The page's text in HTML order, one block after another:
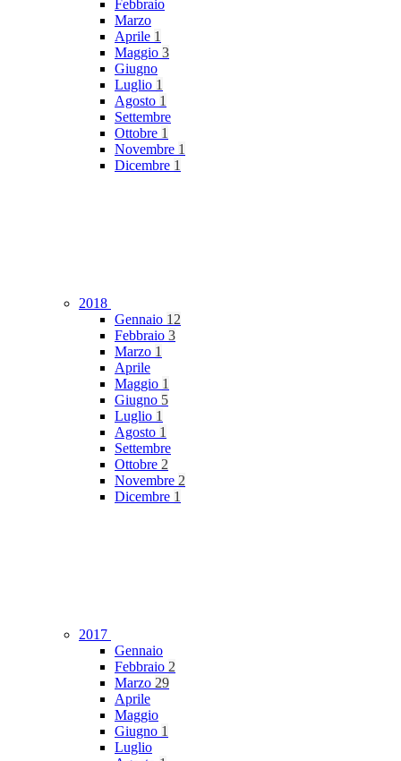
Febbraio
Marzo
Aprile 1
Maggio 3
Giugno
Luglio 1
Agosto 1
Settembre
Ottobre 1
Novembre 1
Dicembre 1
2018
Gennaio 12
Febbraio 3
Marzo 1
Aprile
Maggio 1
Giugno 5
Luglio 1
Agosto 1
Settembre
Ottobre 2
Novembre 2
Dicembre 1
2017
Gennaio
Febbraio 2
Marzo 29
Aprile
Maggio
Giugno 1
Luglio